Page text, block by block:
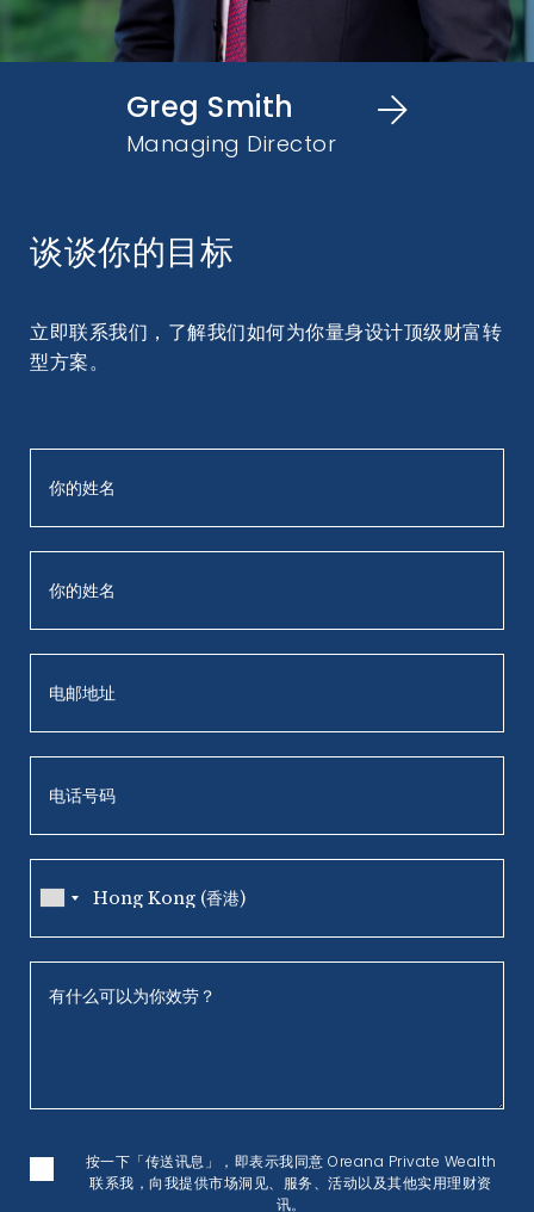
Kennis Leung's
Qualifications
金融工商管理学士
Kennis Leung's Licenses
Greg Smith
Managing Director
谈谈你的目标
立即联系我们，了解我们如何为你量身设计顶级财富转
型方案。
按一下「传送讯息」，即表示我同意 Oreana Private Wealth
联系我，向我提供市场洞见、服务、活动以及其他实用理财资
讯。